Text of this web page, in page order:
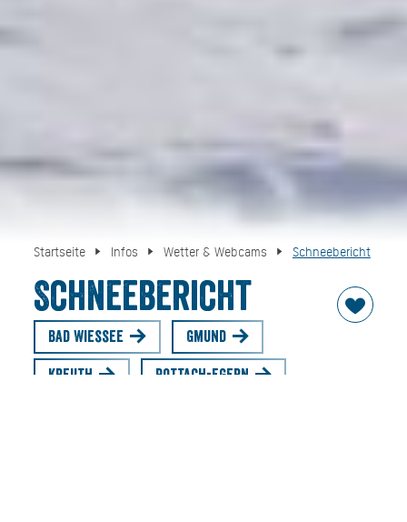
Startseite Infos Wetter & Webcams Schneebericht
Schneebericht
Bad Wiessee Gmund
Kreuth Rottach-Egern